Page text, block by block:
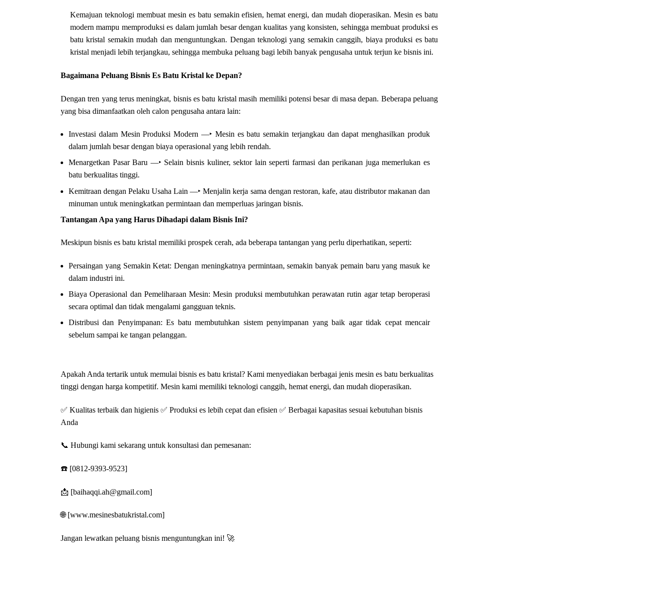
Kemajuan teknologi membuat mesin es batu semakin efisien, hemat energi, dan mudah dioperasikan. Mesin es batu
modern mampu memproduksi es dalam jumlah besar dengan kualitas yang konsisten, sehingga membuat produksi es
batu kristal semakin mudah dan menguntungkan. Dengan teknologi yang semakin canggih, biaya produksi es batu
kristal menjadi lebih terjangkau, sehingga membuka peluang bagi lebih banyak pengusaha untuk terjun ke bisnis ini.
Bagaimana Peluang Bisnis Es Batu Kristal ke Depan?
Dengan tren yang terus meningkat, bisnis es batu kristal masih memiliki potensi besar di masa depan. Beberapa peluang
yang bisa dimanfaatkan oleh calon pengusaha antara lain:
Investasi dalam Mesin Produksi Modern ―‣ Mesin es batu semakin terjangkau dan dapat menghasilkan produk
dalam jumlah besar dengan biaya operasional yang lebih rendah.
Menargetkan Pasar Baru ―‣ Selain bisnis kuliner, sektor lain seperti farmasi dan perikanan juga memerlukan es
batu berkualitas tinggi.
Kemitraan dengan Pelaku Usaha Lain ―‣ Menjalin kerja sama dengan restoran, kafe, atau distributor makanan dan
minuman untuk meningkatkan permintaan dan memperluas jaringan bisnis.
Tantangan Apa yang Harus Dihadapi dalam Bisnis Ini?
Meskipun bisnis es batu kristal memiliki prospek cerah, ada beberapa tantangan yang perlu diperhatikan, seperti:
Persaingan yang Semakin Ketat: Dengan meningkatnya permintaan, semakin banyak pemain baru yang masuk ke
dalam industri ini.
Biaya Operasional dan Pemeliharaan Mesin: Mesin produksi membutuhkan perawatan rutin agar tetap beroperasi
secara optimal dan tidak mengalami gangguan teknis.
Distribusi dan Penyimpanan: Es batu membutuhkan sistem penyimpanan yang baik agar tidak cepat mencair
sebelum sampai ke tangan pelanggan.
Apakah Anda tertarik untuk memulai bisnis es batu kristal? Kami menyediakan berbagai jenis mesin es batu berkualitas
tinggi dengan harga kompetitif. Mesin kami memiliki teknologi canggih, hemat energi, dan mudah dioperasikan.
✅ Kualitas terbaik dan higienis ✅ Produksi es lebih cepat dan efisien ✅ Berbagai kapasitas sesuai kebutuhan bisnis
Anda
📞 Hubungi kami sekarang untuk konsultasi dan pemesanan:
☎️ [0812-9393-9523]
📩 [baihaqqi.ah@gmail.com]
🌐[www.mesinesbatukristal.com]
Jangan lewatkan peluang bisnis menguntungkan ini! 🚀